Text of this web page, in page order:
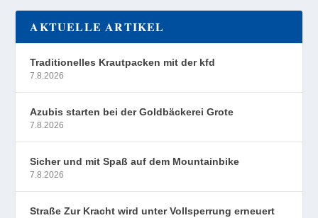
AKTUELLE ARTIKEL
Traditionelles Krautpacken mit der kfd
7.8.2026
Azubis starten bei der Goldbäckerei Grote
7.8.2026
Sicher und mit Spaß auf dem Mountainbike
7.8.2026
Straße Zur Kracht wird unter Vollsperrung erneuert